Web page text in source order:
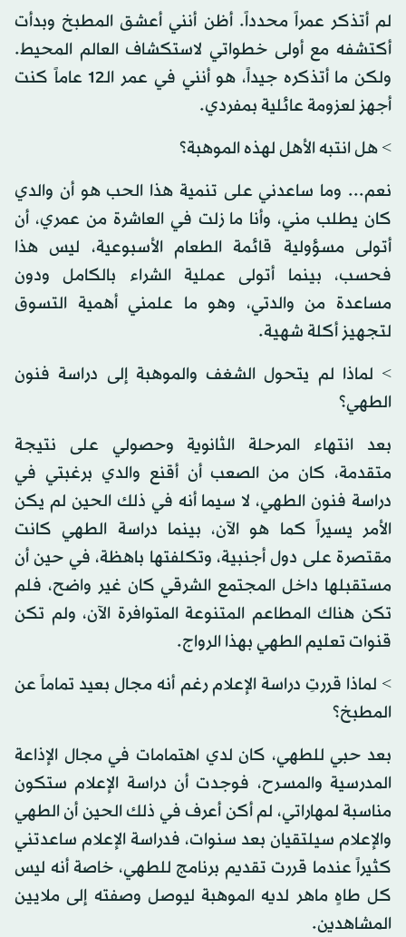
لم أتذكر عمراً محدداً. أظن أنني أعشق المطبخ وبدأت
أكتشفه مع أولى خطواتي لاستكشاف العالم المحيط.
ولكن ما أتذكره جيداً، هو أنني في عمر الـ12 عاماً كنت
أجهز لعزومة عائلية بمفردي.
> هل انتبه الأهل لهذه الموهبة؟
نعم... وما ساعدني على تنمية هذا الحب هو أن والدي
كان يطلب مني، وأنا ما زلت في العاشرة من عمري، أن
أتولى مسؤولية قائمة الطعام الأسبوعية، ليس هذا
فحسب، بينما أتولى عملية الشراء بالكامل ودون
مساعدة من والدتي، وهو ما علمني أهمية التسوق
لتجهيز أكلة شهية.
> لماذا لم يتحول الشغف والموهبة إلى دراسة فنون
الطهي؟
بعد انتهاء المرحلة الثانوية وحصولي على نتيجة
متقدمة، كان من الصعب أن أقنع والدي برغبتي في
دراسة فنون الطهي، لا سيما أنه في ذلك الحين لم يكن
الأمر يسيراً كما هو الآن، بينما دراسة الطهي كانت
مقتصرة على دول أجنبية، وتكلفتها باهظة، في حين أن
مستقبلها داخل المجتمع الشرقي كان غير واضح، فلم
تكن هناك المطاعم المتنوعة المتوافرة الآن، ولم تكن
قنوات تعليم الطهي بهذا الرواج.
> لماذا قررتِ دراسة الإعلام رغم أنه مجال بعيد تماماً عن
المطبخ؟
بعد حبي للطهي، كان لدي اهتمامات في مجال الإذاعة
المدرسية والمسرح، فوجدت أن دراسة الإعلام ستكون
مناسبة لمهاراتي، لم أكن أعرف في ذلك الحين أن الطهي
والإعلام سيلتقيان بعد سنوات، فدراسة الإعلام ساعدتني
كثيراً عندما قررت تقديم برنامج للطهي، خاصة أنه ليس
كل طاهٍ ماهر لديه الموهبة ليوصل وصفته إلى ملايين
المشاهدين.